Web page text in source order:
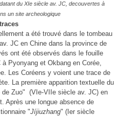
du XIe siècle av. JC, decouvertes à
un site archeologique
a été trouvé dans le tombeau
JC en Chine dans la province de
ont été observés dans le fouille
Pyonyang et Okbang en Corée,
Les Coréens y voient une trace de
La première apparition textuelle du
de Zuo" (VIe-VIIe siècle av. JC) en
Après une longue absence de
"Jíjiuzhang" (Ier siècle